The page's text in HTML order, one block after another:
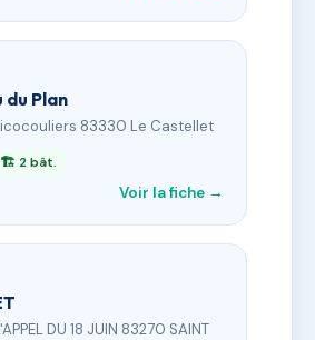
du Plan
83330 Le Castellet
🏗 2 bât.
Voir la fiche →
DU 18 JUIN 83270 SAINT